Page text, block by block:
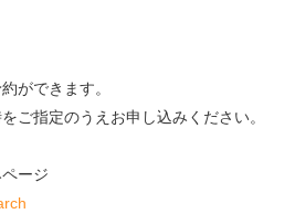
ができます。
ご指定のうえお申し込みください。
ージ